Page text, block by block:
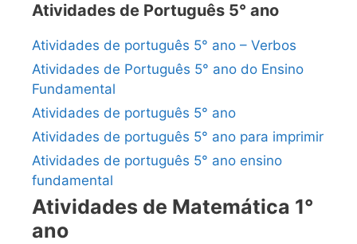
Atividades de Português 5° ano
Atividades de português 5° ano – Verbos
Atividades de Português 5° ano do Ensino
Fundamental
Atividades de português 5° ano
Atividades de português 5° ano para imprimir
Atividades de português 5° ano ensino
fundamental
Atividades de Matemática 1°
ano